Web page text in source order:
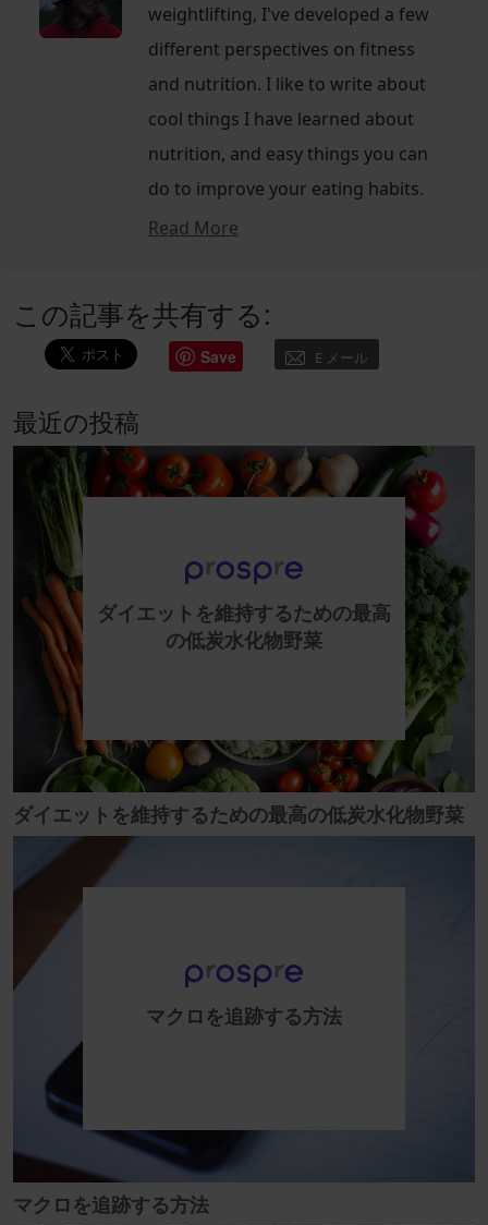
weightlifting, I've developed a few
different perspectives on fitness
and nutrition. I like to write about
cool things I have learned about
nutrition, and easy things you can
do to improve your eating habits.
Read More
この記事を共有する:
Save E メール
最近の投稿
ダイエットを維持するための最高
の低炭水化物野菜
ダイエットを維持するための最高の低炭水化物野菜
マクロを追跡する方法
マクロを追跡する方法